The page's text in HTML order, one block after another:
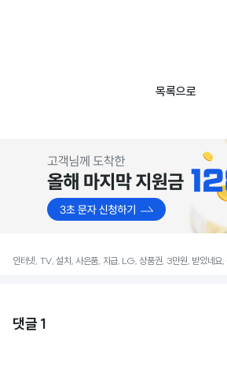
목록으로
인터넷, TV, 설치, 사은품, 지급, LG, 상품권, 3만원, 받았네요,
댓글 1